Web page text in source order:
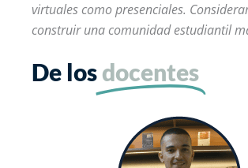
virtuales como presenciales.
construir una comunidad estudiantil
De losdocentes